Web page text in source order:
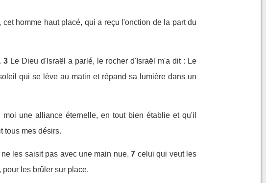
homme haut placé, qui a reçu l'onction de la part du
3 Le Dieu d'Israël a parlé, le rocher d'Israël m'a dit : Le
qui se lève au matin et répand sa lumière dans un
une alliance éternelle, en tout bien établie et qu'il
tous mes désirs.
les saisit pas avec une main nue, 7 celui qui veut les
les brûler sur place.